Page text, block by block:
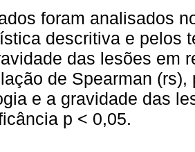
foram analisados
descritiva e pelos
das lesões em
de Spearman
e a gravidade das
p < 0,05.